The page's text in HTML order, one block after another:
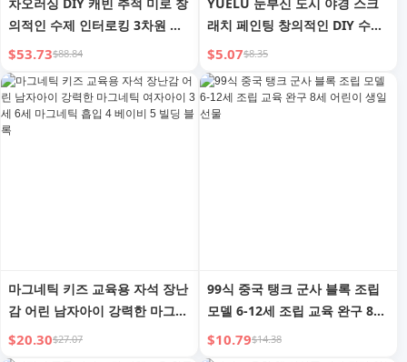
의적인 수제 인터로킹 3차원 장
식품 책꽂이 모델 생일 선물
$53.73$88.84
래치 페인팅 창의적인 DIY 수제
스크래치 페인팅
$5.07$8.35
마그네틱 키즈 교육용 자석 장난
감 어린 남자아이 강력한 마그네
틱 여자아이 3세 6세 마그네틱
흡입 4 베이비 5 빌딩 블록
$20.30$27.07
99식 중국 탱크 군사 블록 조립
모델 6-12세 조립 교육 완구 8세
어린이 생일 선물
$10.79$14.38